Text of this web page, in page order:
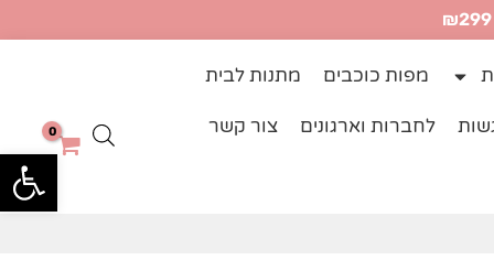
מפות כוכבים מתנות לבית
לחברות וארגונים צור קשר